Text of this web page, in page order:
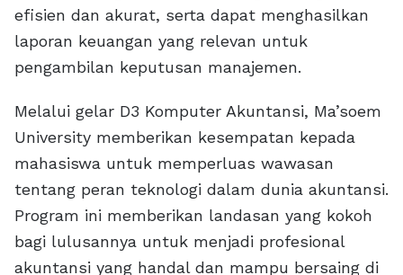
efisien dan akurat, serta dapat menghasilkan
laporan keuangan yang relevan untuk
pengambilan keputusan manajemen.
Melalui gelar D3 Komputer Akuntansi, Ma’soem
University memberikan kesempatan kepada
mahasiswa untuk memperluas wawasan
tentang peran teknologi dalam dunia akuntansi.
Program ini memberikan landasan yang kokoh
bagi lulusannya untuk menjadi profesional
akuntansi yang handal dan mampu bersaing di